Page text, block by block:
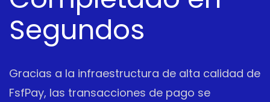
Segundos
Gracias a la infraestructura de alta calidad de
FsfPay, las transacciones de pago se